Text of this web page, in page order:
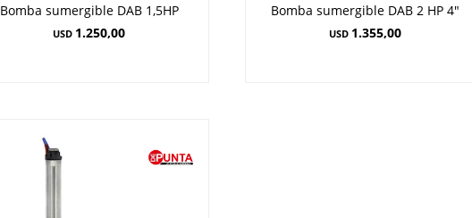
Bomba sumergible DAB 1,5HP
USD 1.250,00
Bomba sumergible DAB 2 HP 4"
USD 1.355,00